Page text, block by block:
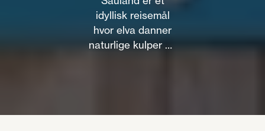
idyllisk reisemål
hvor elva danner
naturlige kulper og